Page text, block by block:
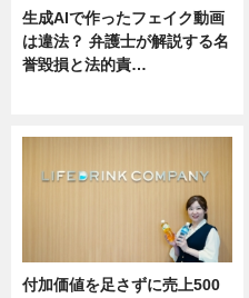
生成AIで作ったフェイク動画
は違法？ 弁護士が解説する名
誉毀損と法的責…
付加価値を足さずに売上500